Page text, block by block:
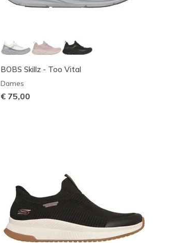
BOBS Skillz - Too Vital
Dames
€ 75,00